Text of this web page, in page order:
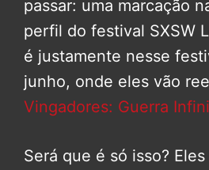
passar: uma marcação
perfil do festival SXSW
é justamente nesse
junho, onde eles vão
Vingadores: Guerra
Será que é só isso?